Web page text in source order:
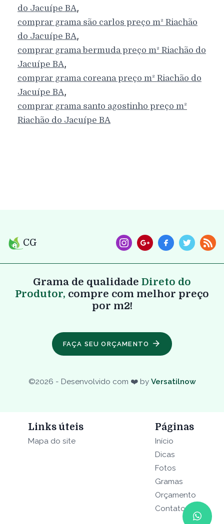
do Jacuípe BA,
comprar grama são carlos preço m² Riachão
do Jacuípe BA,
comprar grama bermuda preço m² Riachão do
Jacuípe BA,
comprar grama coreana preço m² Riachão do
Jacuípe BA,
comprar grama santo agostinho preço m²
Riachão do Jacuípe BA
CG
Grama de qualidade Direto do
Produtor, compre com melhor preço
por m2!
FAÇA SEU ORÇAMENTO
©2026 - Desenvolvido com ❤️ by Versatilnow
Links úteis
Mapa do site
Páginas
Início
Dicas
Fotos
Gramas
Orçamento
Contato